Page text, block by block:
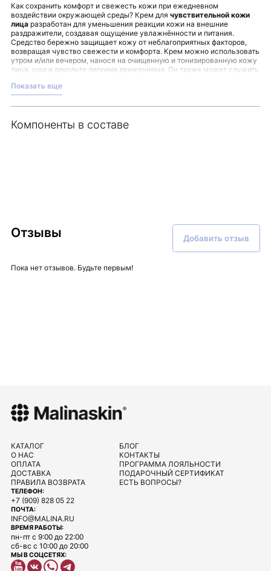
Как сохранить комфорт и свежесть кожи при ежедневном
воздействии окружающей среды? Крем для чувствительной кожи
лицаразработан для уменьшения реакции кожи на внешние
раздражители, создавая ощущение увлажнённости и питания.
Средство бережно защищает кожу от неблагоприятных факторов,
возвращая чувство свежести и комфорта. Крем можно использовать
утром и/или вечером, нанося на очищенную и тонизированную кожу
лица, шеи и декольте легкими движениями. Он также может служить
Этот крем подходит для тех, кто ценит сбалансированный уход и
стремится поддерживать состояние своей кожи в условиях
повседневной динамики. Его нежная текстура легко впитывается, не
Покупая данный продукт, вы выбираете внимание к деталям и
Показать еще
Компоненты в составе
Отзывы Добавить отзыв
Пока нет отзывов. Будьте первым!
ТЕЛЕФОН:
+7 (909) 828 05 22
ПОЧТА:
INFO@MALINA.RU
ВРЕМЯ РАБОТЫ:
пн-пт с 9:00 до 22:00
сб-вс с 10:00 до 20:00
МЫ В СОЦСЕТЯХ:
КАТАЛОГ
О НАС
ОПЛАТА
ДОСТАВКА
ПРАВИЛА ВОЗВРАТА
БЛОГ
КОНТАКТЫ
ПРОГРАММА ЛОЯЛЬНОСТИ
ПОДАРОЧНЫЙ СЕРТИФИКАТ
ЕСТЬ ВОПРОСЫ?